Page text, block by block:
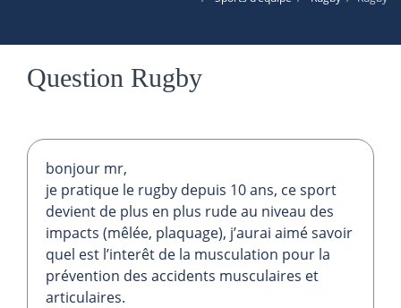
Question Rugby
bonjour mr,
je pratique le rugby depuis 10 ans, ce sport
devient de plus en plus rude au niveau des
impacts (mêlée, plaquage), j’aurai aimé savoir
quel est l’interêt de la musculation pour la
prévention des accidents musculaires et
articulaires.